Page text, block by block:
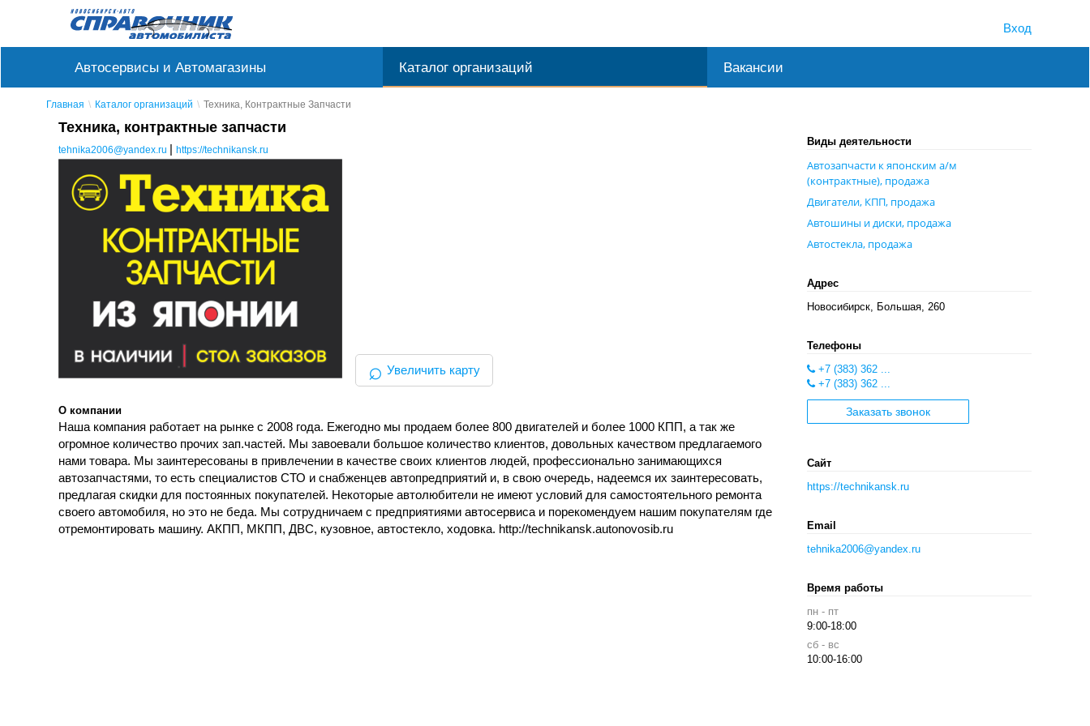
Вход
Автосервисы и Автомагазины Каталог организаций Вакансии
Главная Каталог организаций Техника, Контрактные Запчасти
Техника, контрактные запчасти
tehnika2006@yandex.ru | https://technikansk.ru
⌕ Увеличить карту
О компании
Наша компания работает на рынке с 2008 года. Ежегодно мы продаем более 800 двигателей и более 1000 КПП, а так же
огромное количество прочих зап.частей. Мы завоевали большое количество клиентов, довольных качеством предлагаемого
нами товара. Мы заинтересованы в привлечении в качестве своих клиентов людей, профессионально занимающихся
автозапчастями, то есть специалистов СТО и снабженцев автопредприятий и, в свою очередь, надеемся их заинтересовать,
предлагая скидки для постоянных покупателей. Некоторые автолюбители не имеют условий для самостоятельного ремонта
своего автомобиля, но это не беда. Мы сотрудничаем с предприятиями автосервиса и порекомендуем нашим покупателям где
отремонтировать машину. АКПП, МКПП, ДВС, кузовное, автостекло, ходовка. http://teсhnikansk.autonovosib.ru
Виды деятельности
Автозапчасти к японским а/м
(контрактные), продажа
Двигатели, КПП, продажа
Автошины и диски, продажа
Автостекла, продажа
Адрес
Новосибирск, Большая, 260
Телефоны
+7 (383) 362 ...
+7 (383) 362 ...
Заказать звонок
Сайт
https://technikansk.ru
Email
tehnika2006@yandex.ru
Время работы
пн - пт
9:00-18:00
сб - вс
10:00-16:00